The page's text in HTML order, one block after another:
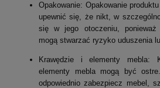
Opakowanie: Opakowanie
upewnić się, że nikt, w
się w jego otoczeniu, ponieważ
mogą stwarzać ryzyko uduszenia
Krawędzie i elementy mebla:
elementy mebla mogą być
odpowiednio zabezpiecz mebel,